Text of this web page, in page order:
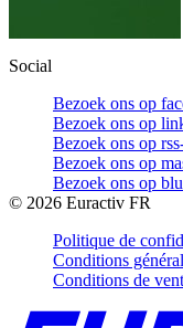
Social
Bezoek ons op
Bezoek ons op
Bezoek ons op
Bezoek ons op
Bezoek ons op
© 2026 Euractiv FR
Politique de
Conditions
Conditions de